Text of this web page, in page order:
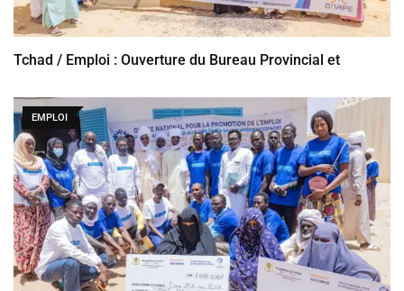
Tchad / Emploi : Ouverture du Bureau Provincial et
EMPLOI